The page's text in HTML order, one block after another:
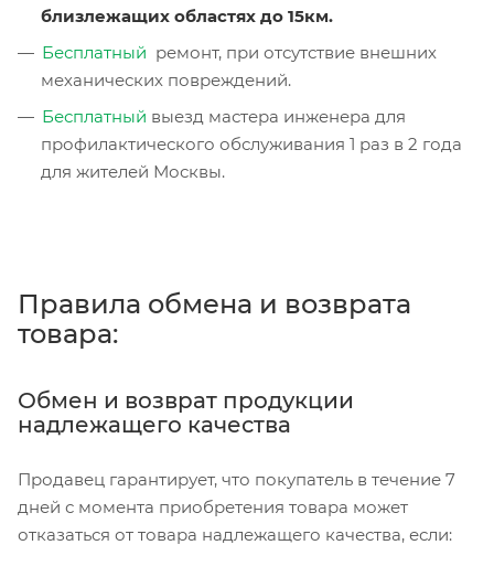
близлежащих областях до 15км.
Бесплатный ремонт, при отсутствие внешних
механических повреждений.
Бесплатный выезд мастера инженера для
профилактического обслуживания 1 раз в 2 года
для жителей Москвы.
Правила обмена и возврата
товара:
Обмен и возврат продукции
надлежащего качества
Продавец гарантирует, что покупатель в течение 7
дней с момента приобретения товара может
отказаться от товара надлежащего качества, если: